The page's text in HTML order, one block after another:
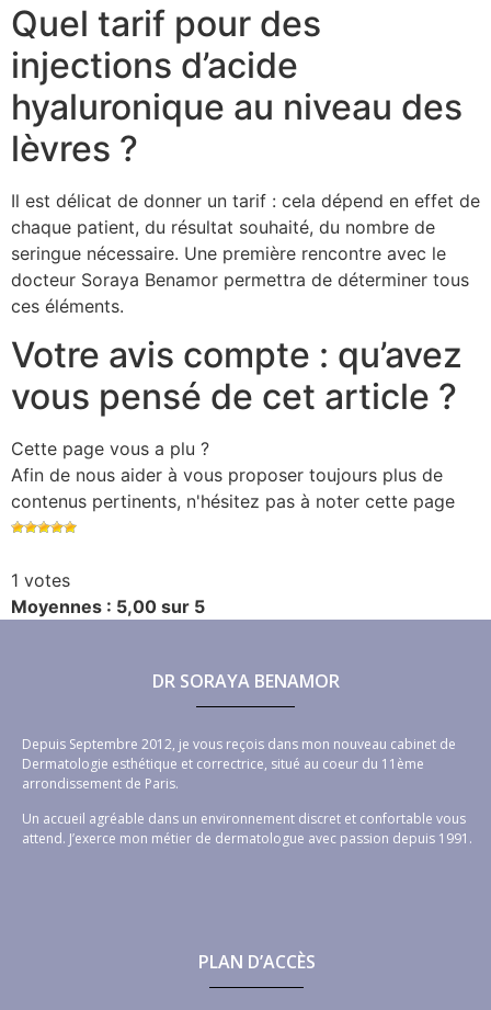
Quel tarif pour des
injections d’acide
hyaluronique au niveau des
lèvres ?
Il est délicat de donner un tarif : cela dépend en effet de
chaque patient, du résultat souhaité, du nombre de
seringue nécessaire. Une première rencontre avec le
docteur Soraya Benamor permettra de déterminer tous
ces éléments.
Votre avis compte : qu’avez
vous pensé de cet article ?
Cette page vous a plu ?
Afin de nous aider à vous proposer toujours plus de
contenus pertinents, n'hésitez pas à noter cette page
1 votes
Moyennes : 5,00 sur 5
DR SORAYA BENAMOR
Depuis Septembre 2012, je vous reçois dans mon nouveau cabinet de
Dermatologie esthétique et correctrice, situé au coeur du 11ème
arrondissement de Paris.
Un accueil agréable dans un environnement discret et confortable vous
attend. J’exerce mon métier de dermatologue avec passion depuis 1991.
PLAN D’ACCÈS